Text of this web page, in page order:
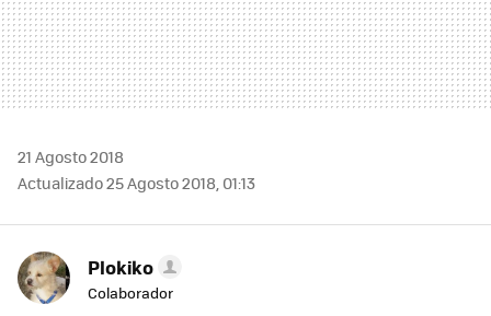
21 Agosto 2018
Actualizado 25 Agosto 2018, 01:13
Plokiko
Colaborador